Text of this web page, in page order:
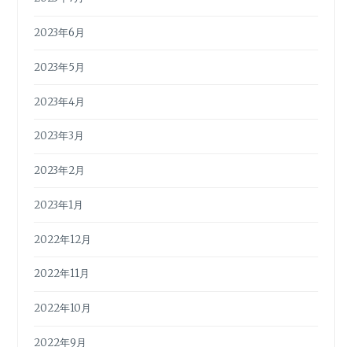
2023年6月
2023年5月
2023年4月
2023年3月
2023年2月
2023年1月
2022年12月
2022年11月
2022年10月
2022年9月